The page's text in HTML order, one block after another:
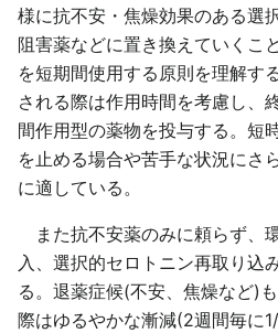
様に抗不安・焦燥効果のある選
阻害薬などに置き換えていくこ
を短期間使用する原則を理解す
される際は作用時間を考慮し、
間作用型の薬物を投与する。短
を止める場合や苦手な状況にさ
に適している。
また抗不安薬のみに頼らず、
入、選択的セロトニン再取り込
る。退薬症候(不安、焦燥など)
際はゆるやかな漸減(2週間毎に